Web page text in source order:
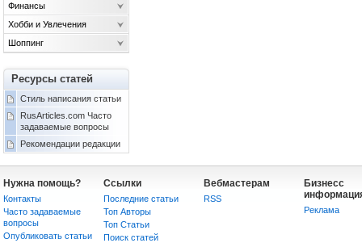
Финансы
Хобби и Увлечения
Шоппинг
Ресурсы статей
Стиль написания статьи
RusArticles.com Часто
задаваемые вопросы
Рекомендации редакции
Нужна помощь?
Контакты
Часто задаваемые
вопросы
Опубликовать статьи
Ссылки
Последние статьи
Топ Авторы
Топ Статьи
Поиск статей
Вебмастерам
RSS
Бизнесс
Реклама